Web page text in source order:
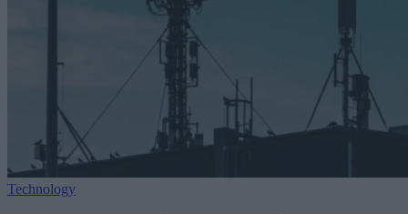
Technology